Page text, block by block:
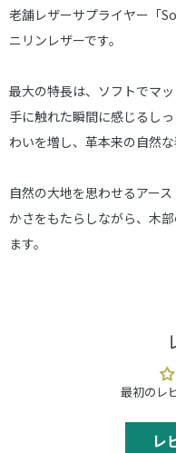
老舗レザーサプライヤー「
ニリンレザーです。
最大の特長は、ソフトでマッ
手に触れた瞬間に感じるし
わいを増し、革本来の自然な
自然の大地を思わせるアー
かさをもたらしながら、木
ます。
最初のレ
レ